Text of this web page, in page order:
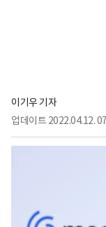
이기우 기자
업데이트 2022.04.12.